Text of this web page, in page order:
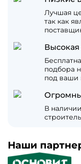
Лучшая
так как
Высокая
подбора
под ваши
В
Наши